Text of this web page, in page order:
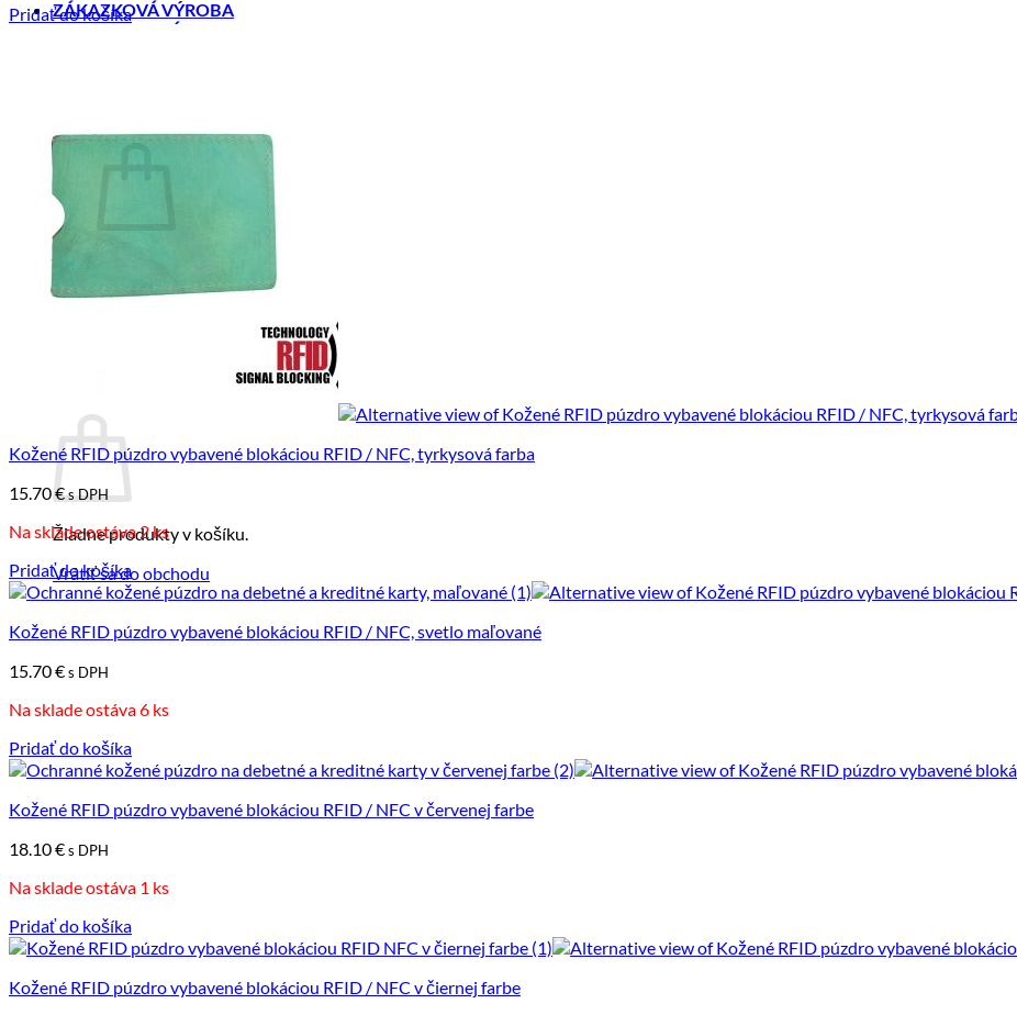
ZÁKAZKOVÁ VÝROBA
Košík /0.00€
Žiadne produkty v košíku.
Vrátiť sa do obchodu
Žiadne produkty v košíku.
Vrátiť sa do obchodu
Pridať do košíka
Kožené RFID púzdro vybavené blokáciou RFID / NFC, tyrkysová farba
15.70€s DPH
Na sklade ostáva 2 ks
Pridať do košíka
Kožené RFID púzdro vybavené blokáciou RFID / NFC, svetlo maľované
15.70€s DPH
Na sklade ostáva 6 ks
Pridať do košíka
Kožené RFID púzdro vybavené blokáciou RFID / NFC v červenej farbe
18.10€s DPH
Na sklade ostáva 1 ks
Pridať do košíka
Kožené RFID púzdro vybavené blokáciou RFID / NFC v čiernej farbe